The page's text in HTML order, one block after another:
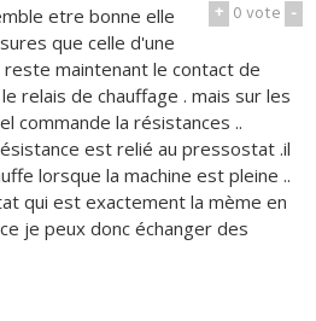
+ 0vote -
etre bonne elle
que celle d'une
reste maintenant le contact de
relais de chauffage . mais sur les
commande la résistances ..
est relié au pressostat .il
lorsque la machine est pleine ..
qui est exactement la mème en
je peux donc échanger des